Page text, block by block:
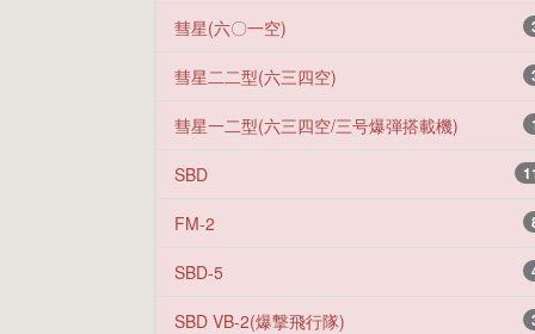
彗星(六〇一空)
彗星二二型(六三四空)
彗星一二型(六三四空/三号爆弾搭載機)
SBD
FM-2
SBD-5
SBD VB-2(爆撃飛行隊)